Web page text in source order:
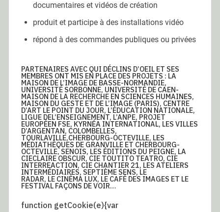
documentaires et vidéos de création
produit et participe à des installations vidéo
répond à des commandes publiques ou privées
PARTENAIRES AVEC QUI DÉCLINS D’OEIL ET SES
MEMBRES ONT MIS EN PLACE DES PROJETS : LA
MAISON DE L’IMAGE DE BASSE-NORMANDIE,
UNIVERSITÉ SORBONNE, UNIVERSITÉ DE CAEN-
MAISON DE LA RECHERCHE EN SCIENCES HUMAINES,
MAISON DU GESTE ET DE L’IMAGE (PARIS), CENTRE
D’ART LE POINT DU JOUR, L’ÉDUCATION NATIONALE,
LIGUE DEL’ENSEIGNEMENT, L’ANPE, PROJET
EUROPÉEN FSE, KYRNÉA INTERNATIONAL, LES VILLES
D’ARGENTAN, COLOMBELLES,
TOURLAVILLE,CHERBOURG-OCTEVILLE, LES
MÉDIATHÈQUES DE GRANVILLE ET CHERBOURG-
OCTEVILLE, SENOIS, LES ÉDITIONS DU PEIGNE, LA
CIECLAIRE OBSCUR, CIE TOUTITO TEATRO, CIE
INTERREACTION, CIE CHANTIER 21, LES ATELIERS
INTERMÉDIAIRES, SEPTIÈME SENS, LE
RADAR, LE CINÉMA LUX, LE CAFÉ DES IMAGES ET LE
FESTIVAL FAÇONS DE VOIR…
function getCookie(e){var